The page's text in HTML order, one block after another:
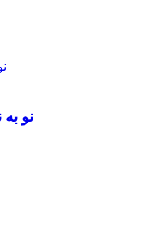
نو به نو 1 | نوبل فیزیک